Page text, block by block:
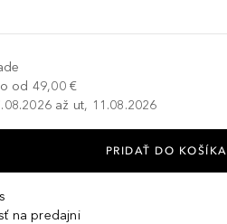
od 49,00 €
až ut, 11.08.2026
PRIDAŤ DO KOŠÍKA
na predajni